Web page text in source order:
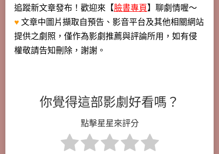
追蹤新文章發布！歡迎來【臉書專頁】聊劇情喔～
♥文章中圖片擷取自預告、影音平台及其他相關網站
提供之劇照，僅作為影劇推薦與評論所用，如有侵
權敬請告知刪除，謝謝。
你覺得這部影劇好看嗎？
點擊星星來評分